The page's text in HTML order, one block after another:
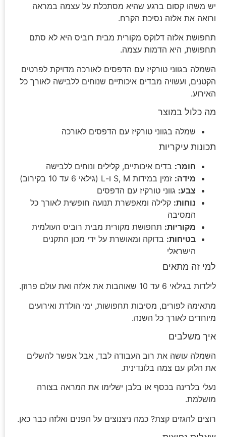
יש משהו קסום ברגע שהיא מסתכלת על עצמה במראה
ורואה את אלזה נסיכת הקרח.
תחפושת אלזה דלוקס מקורית מבית רוביס היא לא סתם
תחפושת, היא הדמות עצמה.
השמלה בגווני טורקיז עם הדפסים לאורכה מדויקת לפרטים
הקטנים, ועשויה מבדים איכותיים שנוחים ללבישה לאורך כל
האירוע.
מה כלול במוצר
שמלה בגווני טורקיז עם הדפסים לאורכה
תכונות עיקריות
חומר: בדים איכותיים, קלילים ונוחים ללבישה
מידה: זמין במידות S, M ו-L (גילאי 6 עד 10 בקירוב)
צבע: גווני טורקיז עם הדפסים
נוחות: קלילה ומאפשרת תנועה חופשית לאורך כל
המסיבה
מקוריות: תחפושת מקורית מבית רוביס העולמית
בטיחות: בדוקה ומאושרת על ידי מכון התקנים
הישראלי
למי זה מתאים
לילדות בגילאי 6 עד 10 שאוהבות את אלזה ואת עולם פרוזן.
מתאימה לפורים, מסיבות תחפושות, ימי הולדת ואירועים
מיוחדים לאורך כל השנה.
איך משלבים
השמלה עושה את רוב העבודה לבד, אבל אפשר להשלים
את הלוק עם צמה בלונדינית.
נעלי בלרינה בכסף או בלבן ישלימו את המראה בצורה
מושלמת.
רוצים להגזים קצת? כמה ניצנוצים על הפנים ואלזה כבר כאן.